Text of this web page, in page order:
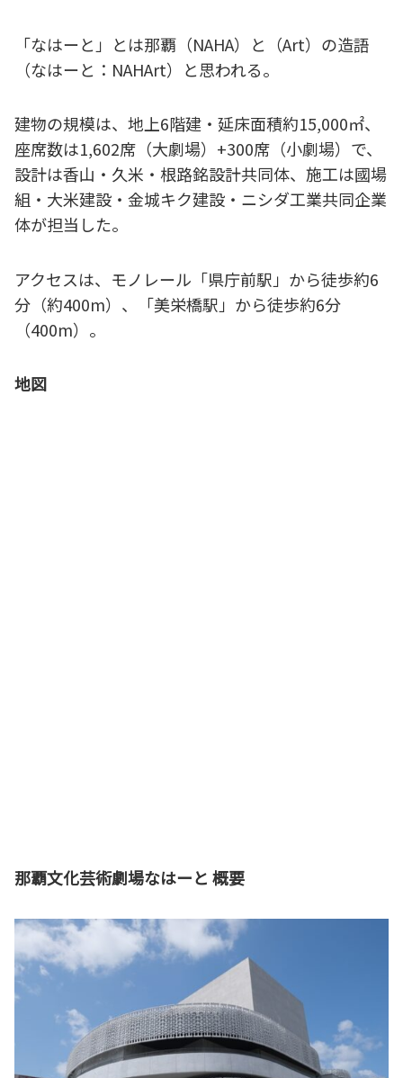
「なはーと」とは那覇（NAHA）と（Art）の造語
（なはーと：NAHArt）と思われる。
建物の規模は、地上6階建・延床面積約15,000㎡、
座席数は1,602席（大劇場）+300席（小劇場）で、
設計は香山・久米・根路銘設計共同体、施工は國場
組・大米建設・金城キク建設・ニシダ工業共同企業
体が担当した。
アクセスは、モノレール「県庁前駅」から徒歩約6
分（約400m）、「美栄橋駅」から徒歩約6分
（400m）。
地図
那覇文化芸術劇場なはーと 概要